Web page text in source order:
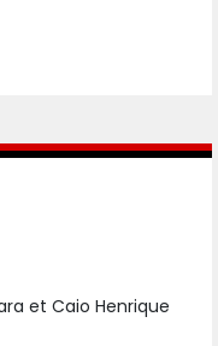
et Caio Henrique